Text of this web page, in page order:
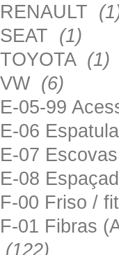
RENAULT
SEAT (1)
TOYOTA (1)
VW (6)
E-05-99
E-06
E-07
E-08
F-00 Friso /
F-01 Fibras
(122)